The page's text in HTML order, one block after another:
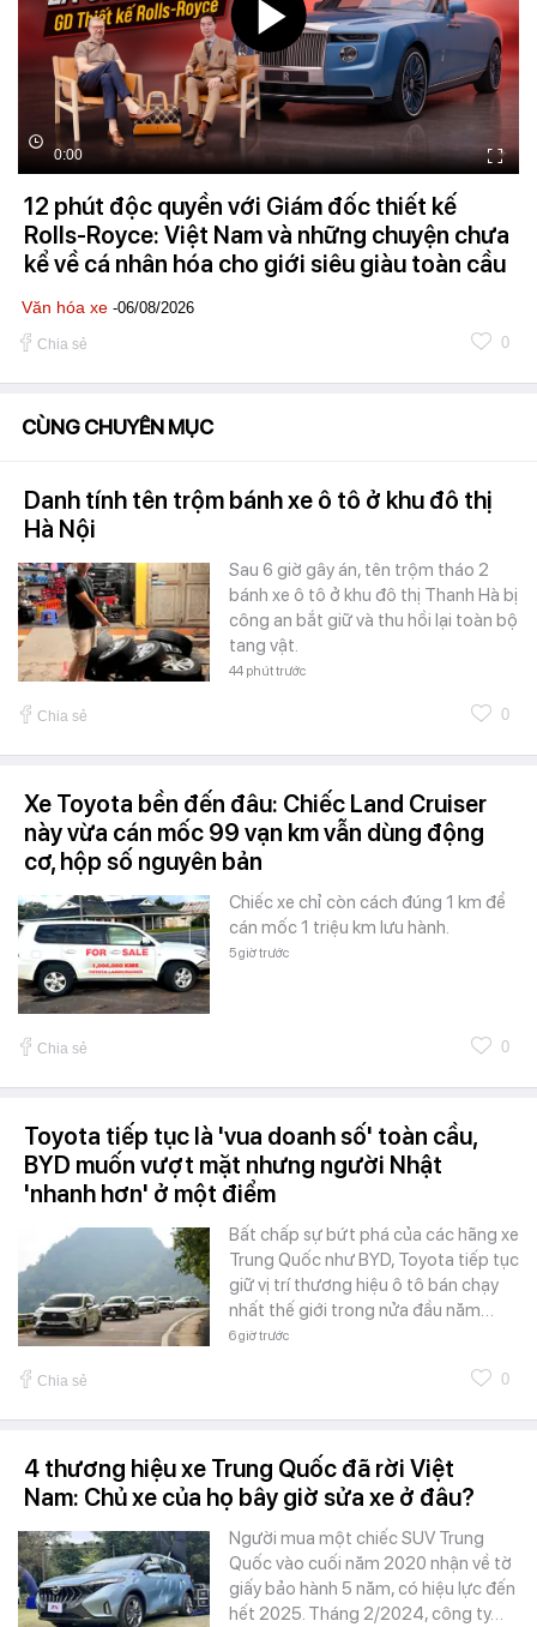
0:00
12 phút độc quyền với Giám đốc thiết kế
Rolls-Royce: Việt Nam và những chuyện chưa
kể về cá nhân hóa cho giới siêu giàu toàn cầu
Văn hóa xe -06/08/2026
Chia sẻ 0
CÙNG CHUYÊN MỤC
Danh tính tên trộm bánh xe ô tô ở khu đô thị
Hà Nội
Sau 6 giờ gây án, tên trộm tháo 2
bánh xe ô tô ở khu đô thị Thanh Hà bị
công an bắt giữ và thu hồi lại toàn bộ
tang vật.
44 phút trước
Chia sẻ 0
Xe Toyota bền đến đâu: Chiếc Land Cruiser
này vừa cán mốc 99 vạn km vẫn dùng động
cơ, hộp số nguyên bản
Chiếc xe chỉ còn cách đúng 1 km để
cán mốc 1 triệu km lưu hành.
5 giờ trước
Chia sẻ 0
Toyota tiếp tục là 'vua doanh số' toàn cầu,
BYD muốn vượt mặt nhưng người Nhật
'nhanh hơn' ở một điểm
Bất chấp sự bứt phá của các hãng xe
Trung Quốc như BYD, Toyota tiếp tục
giữ vị trí thương hiệu ô tô bán chạy
nhất thế giới trong nửa đầu năm…
6 giờ trước
Chia sẻ 0
4 thương hiệu xe Trung Quốc đã rời Việt
Nam: Chủ xe của họ bây giờ sửa xe ở đâu?
Người mua một chiếc SUV Trung
Quốc vào cuối năm 2020 nhận về tờ
giấy bảo hành 5 năm, có hiệu lực đến
hết 2025. Tháng 2/2024, công ty…